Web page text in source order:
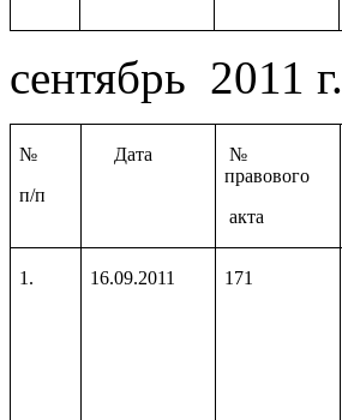
сентябрь 2011 г.
№
п/п
Дата
№
правового
акта
1. 16.09.2011 171